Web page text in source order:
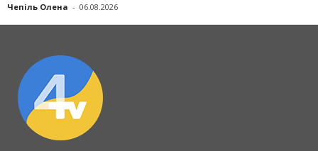
Чепіль Олена - 06.08.2026